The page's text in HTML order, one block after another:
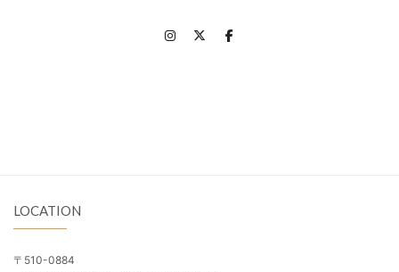
LOCATION
〒510-0884